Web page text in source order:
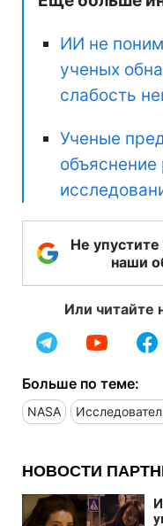
ИИ не
ученых
слабость
Ученые
объяснение
Не
наши
Или читайте
Больше по теме:
NASA